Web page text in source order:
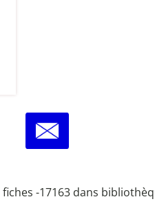
-17163 dans